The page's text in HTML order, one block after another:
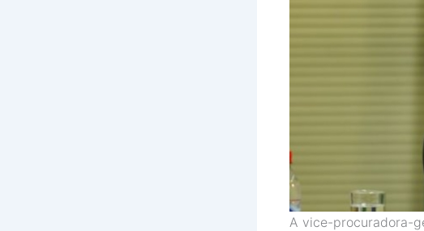
A vice-procuradora-